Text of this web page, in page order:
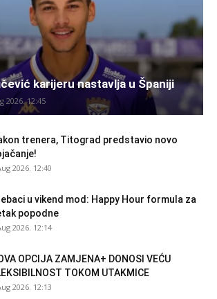
karijeru nastavlja u Španiji
2026. 12:45
trenera, Titograd predstavio novo
2026. 12:40
u vikend mod: Happy Hour formula za
popodne
2026. 12:14
OPCIJA ZAMJENA+ DONOSI VEĆU
TOKOM UTAKMICE
2026. 12:13